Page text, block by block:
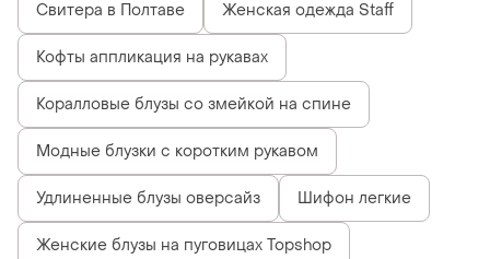
Свитера в Полтаве Женская одежда Staff
Кофты аппликация на рукавах
Коралловые блузы со змейкой на спине
Модные блузки с коротким рукавом
Удлиненные блузы оверсайз Шифон легкие
Женские блузы на пуговицах Topshop